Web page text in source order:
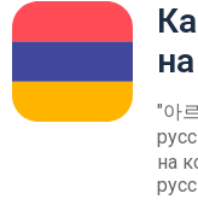
"아
на